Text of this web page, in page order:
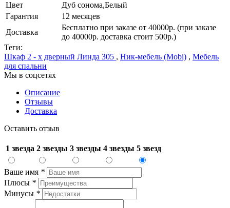
Цвет
Дуб сонома,Белый
Гарантия
12 месяцев
Доставка
Бесплатно при заказе от 40000р. (при заказе
до 40000р. доставка стоит 500р.)
Теги:
Шкаф 2 - х дверный Линда 305 , Ник-мебель (Mobi) , Мебель
для спальни
Мы в соцсетях
Описание
Отзывы
Доставка
Оставить отзыв
1 звезда 2 звезды 3 звезды 4 звезды 5 звезд
Ваше имя *
Плюсы *
Минусы *